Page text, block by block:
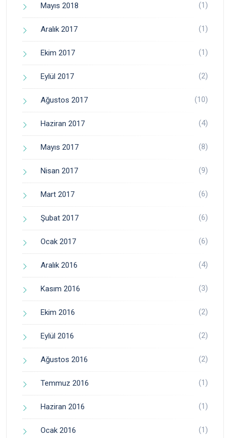
Mayıs 2018 (1)
Aralık 2017 (1)
Ekim 2017 (1)
Eylül 2017 (2)
Ağustos 2017 (10)
Haziran 2017 (4)
Mayıs 2017 (8)
Nisan 2017 (9)
Mart 2017 (6)
Şubat 2017 (6)
Ocak 2017 (6)
Aralık 2016 (4)
Kasım 2016 (3)
Ekim 2016 (2)
Eylül 2016 (2)
Ağustos 2016 (2)
Temmuz 2016 (1)
Haziran 2016 (1)
Ocak 2016 (1)